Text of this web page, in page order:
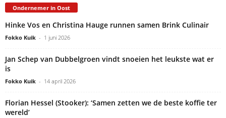
Ondernemer in Oost
Hinke Vos en Christina Hauge runnen samen Brink Culinair
Fokko Kuik - 1 juni 2026
Jan Schep van Dubbelgroen vindt snoeien het leukste wat er
is
Fokko Kuik - 14 april 2026
Florian Hessel (Stooker): ‘Samen zetten we de beste koffie ter
wereld’